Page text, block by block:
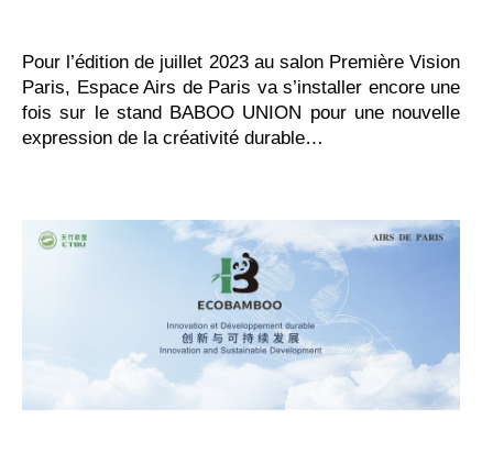
Pour l’édition de juillet 2023 au salon Première Vision
Paris, Espace Airs de Paris va s’installer encore une
fois sur le stand BABOO UNION pour une nouvelle
expression de la créativité durable…